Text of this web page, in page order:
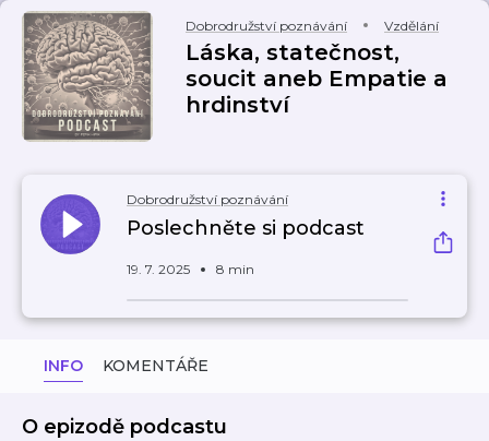
Dobrodružství poznávání Vzdělání
Láska, statečnost,
soucit aneb Empatie a
hrdinství
Dobrodružství poznávání
Poslechněte si podcast
19. 7. 2025 8 min
INFO KOMENTÁŘE
O epizodě podcastu